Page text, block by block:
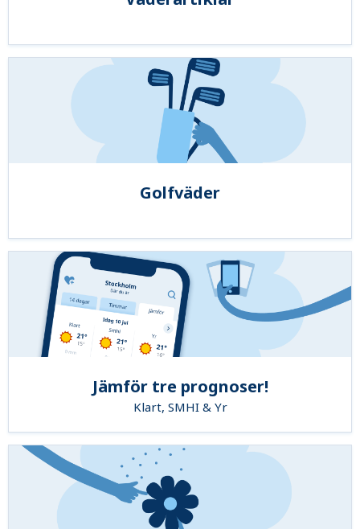
Golfväder
Jämför tre prognoser!
Klart, SMHI & Yr